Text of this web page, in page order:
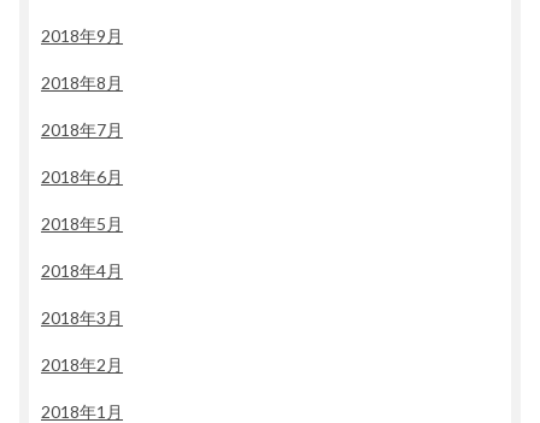
2018年9月
2018年8月
2018年7月
2018年6月
2018年5月
2018年4月
2018年3月
2018年2月
2018年1月